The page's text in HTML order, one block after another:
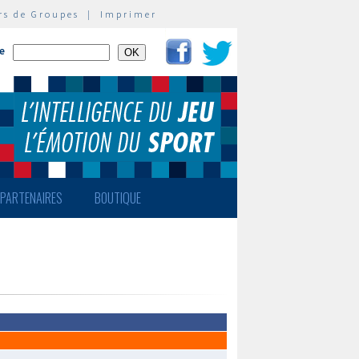
de Groupes | Imprimer
PARTENAIRES BOUTIQUE